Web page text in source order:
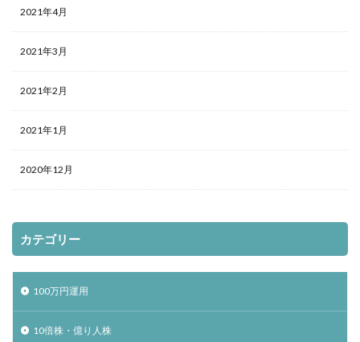
2021年4月
2021年3月
2021年2月
2021年1月
2020年12月
カテゴリー
100万円運用
10倍株・億り人株